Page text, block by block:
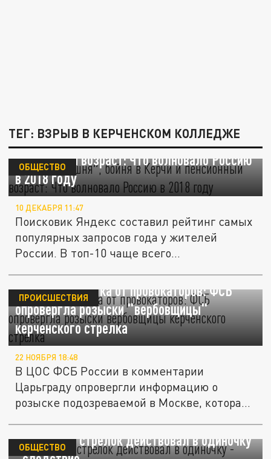
ТЕГ: ВЗРЫВ В КЕРЧЕНСКОМ КОЛЛЕДЖЕ
″Зимняя вишня″, бойня в Керчи и
пенсионный возраст: Что волновало Россию
в 2018 году
ОБЩЕСТВО
10 ДЕКАБРЯ 11:47
Поисковик Яндекс составил рейтинг самых
популярных запросов года у жителей
России. В топ-10 чаще всего...
Ложная рассылка от провокаторов: ФСБ
опровергла розыски "вербовщицы"
керченского стрелка
ПРОИСШЕСТВИЯ
22 НОЯБРЯ 18:48
В ЦОС ФСБ России в комментарии
Царьграду опровергли информацию о
розыске подозреваемой в Москве, которая
Керченский стрелок действовал в одиночку
ОБЩЕСТВО